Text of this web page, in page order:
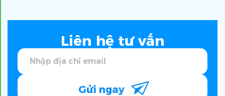
Liên hệ tư vấn
Gửi ngay